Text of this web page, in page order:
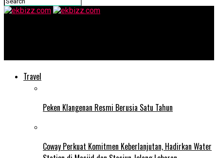
Travel
Peken Klangenan Resmi Berusia Satu Tahun
Coway Perkuat Komitmen Keberlanjutan, Hadirkan Water